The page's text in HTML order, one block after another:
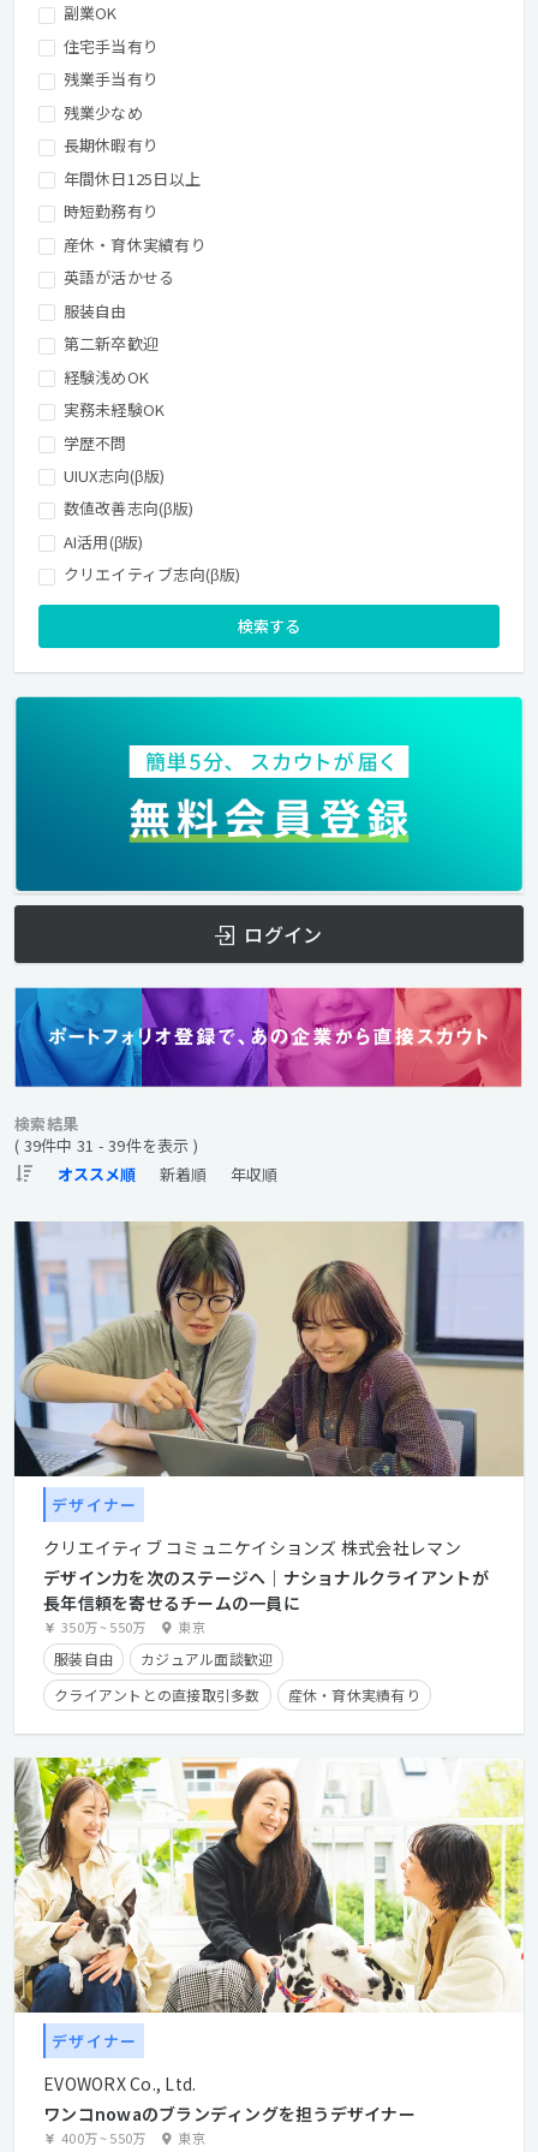
副業OK
住宅手当有り
残業手当有り
残業少なめ
長期休暇有り
年間休日125日以上
時短勤務有り
産休・育休実績有り
英語が活かせる
服装自由
第二新卒歓迎
経験浅めOK
実務未経験OK
学歴不問
UIUX志向(β版)
数値改善志向(β版)
AI活用(β版)
クリエイティブ志向(β版)
検索する
ログイン
検索結果
( 39件中 31 - 39件を表示 )
デザイナー
クリエイティブ コミュニケイションズ 株式会社レマン
デザイン力を次のステージへ｜ナショナルクライアントが
長年信頼を寄せるチームの一員に
350万~550万 東京
服装自由
カジュアル面談歓迎
クライアントとの直接取引多数
産休・育休実績有り
残業手当有り
時短勤務有り 学歴不問 経験者優遇
デザイナー
EVOWORX Co., Ltd.
ワンコnowaのブランディングを担うデザイナー
400万~550万 東京